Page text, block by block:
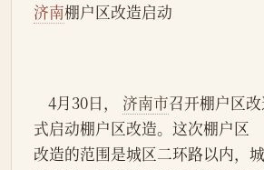
济南棚户区改造启动
    4月30日，
济南市召开棚户区
式启动棚户区改造。这次棚户区
改造的范围是城区二环路以内，